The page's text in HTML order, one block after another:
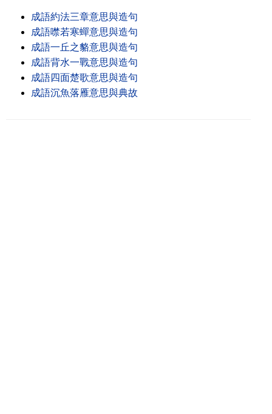
成語約法三章意思與造句
成語噤若寒蟬意思與造句
成語一丘之貉意思與造句
成語背水一戰意思與造句
成語四面楚歌意思與造句
成語沉魚落雁意思與典故